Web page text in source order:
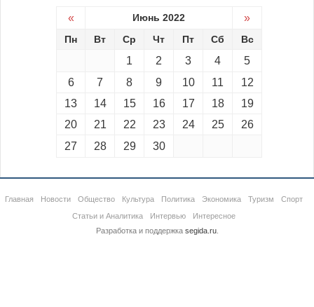
« Июнь 2022 »
Пн Вт Ср Чт Пт Сб Вс
1 2 3 4
5
6
7 8 9 10 11
12
13
14 15 16 17 18
19
20
21 22 23 24 25
26
27
28 29 30
Главная Новости Общество Культура Политика Экономика Туризм
Спорт
Статьи и Аналитика
Интервью
Интересное
Разработка и поддержка segida.ru.